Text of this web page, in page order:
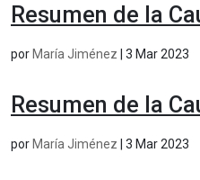
Resumen de la
por María Jiménez 3 Mar 2023
Resumen de la
por María Jiménez 3 Mar 2023